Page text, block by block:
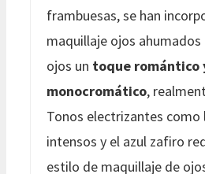
frambuesas, se han
maquillaje ojos ahumados
ojos un toque romántico
monocromático,
Tonos electrizantes como
intensos y el azul zafiro
estilo de maquillaje de